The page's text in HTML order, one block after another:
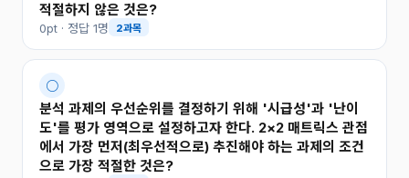
적절하지 않은 것은?
0pt · 정답 1명 2과목
○
분석 과제의 우선순위를 결정하기 위해 '시급성'과 '난이
도'를 평가 영역으로 설정하고자 한다. 2×2 매트릭스 관점
에서 가장 먼저(최우선적으로) 추진해야 하는 과제의 조건
으로 가장 적절한 것은?